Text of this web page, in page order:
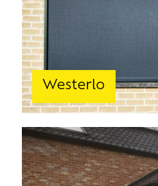
Westerlo